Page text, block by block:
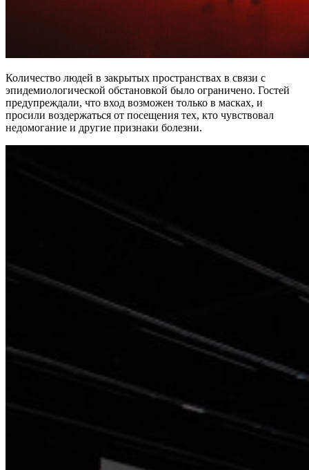
Количество людей в закрытых пространствах в связи с
эпидемиологической обстановкой было ограничено. Гостей
предупреждали, что вход возможен только в масках, и
просили воздержаться от посещения тех, кто чувствовал
недомогание и другие признаки болезни.